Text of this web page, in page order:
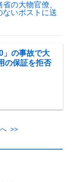
の大物官僚、
ないポストに送
」の事故で大
の保証を拒否
>>